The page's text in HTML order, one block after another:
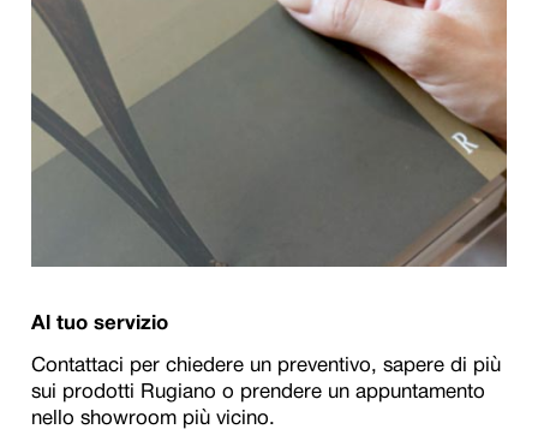
Al tuo servizio
Contattaci per chiedere un preventivo, sapere di più
sui prodotti Rugiano o prendere un appuntamento
nello showroom più vicino.